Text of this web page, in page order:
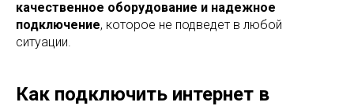
качественное оборудование и надежное
подключение, которое не подведет в любой
ситуации.
Как подключить интернет в